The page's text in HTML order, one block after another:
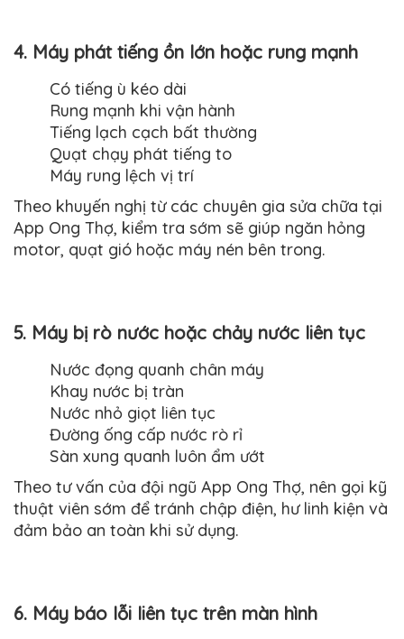
4. Máy phát tiếng ồn lớn hoặc rung mạnh
Có tiếng ù kéo dài
Rung mạnh khi vận hành
Tiếng lạch cạch bất thường
Quạt chạy phát tiếng to
Máy rung lệch vị trí
Theo khuyến nghị từ các chuyên gia sửa chữa tại
App Ong Thợ, kiểm tra sớm sẽ giúp ngăn hỏng
motor, quạt gió hoặc máy nén bên trong.
5. Máy bị rò nước hoặc chảy nước liên tục
Nước đọng quanh chân máy
Khay nước bị tràn
Nước nhỏ giọt liên tục
Đường ống cấp nước rò rỉ
Sàn xung quanh luôn ẩm ướt
Theo tư vấn của đội ngũ App Ong Thợ, nên gọi kỹ
thuật viên sớm để tránh chập điện, hư linh kiện và
đảm bảo an toàn khi sử dụng.
6. Máy báo lỗi liên tục trên màn hình